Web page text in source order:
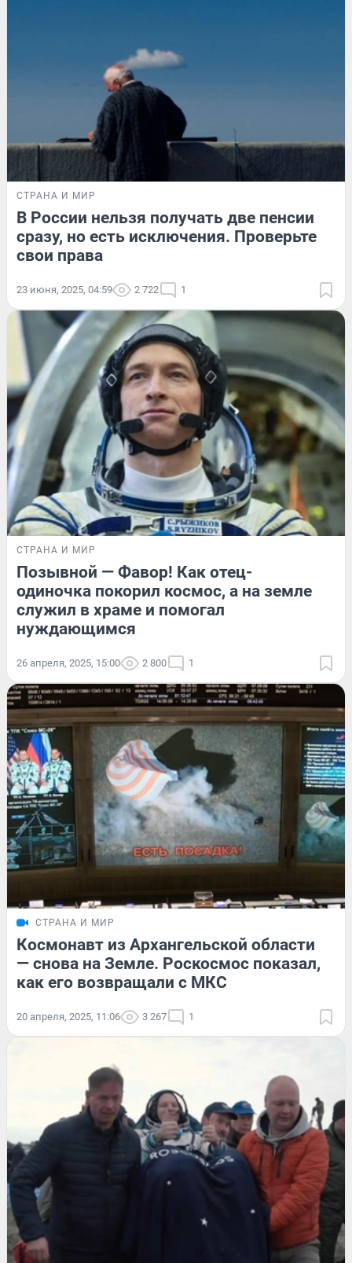
СТРАНА И МИР
В России нельзя получать две пенсии
сразу, но есть исключения. Проверьте
свои права
23 июня, 2025, 04:59 2 722 1
СТРАНА И МИР
Позывной — Фавор! Как отец-
одиночка покорил космос, а на земле
служил в храме и помогал
нуждающимся
26 апреля, 2025, 15:00 2 800 1
СТРАНА И МИР
Космонавт из Архангельской области
— снова на Земле. Роскосмос показал,
как его возвращали с МКС
20 апреля, 2025, 11:06 3 267 1